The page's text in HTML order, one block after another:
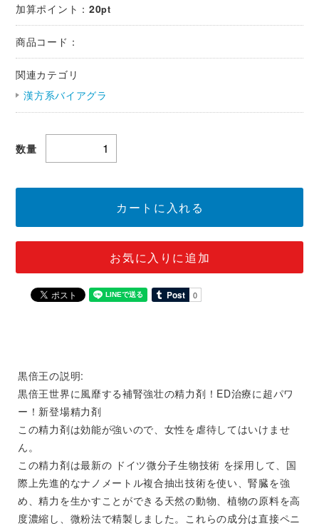
加算ポイント： 20pt
商品コード：
関連カテゴリ
漢方系バイアグラ
数量
カートに入れる
お気に入りに追加
黒倍王の説明:
黒倍王世界に風靡する補腎強壮の精力剤！ED治療に超パワ
ー！新登場精力剤
この精力剤は効能が強いので、女性を虐待してはいけませ
ん。
この精力剤は最新の ドイツ微分子生物技術 を採用して、国
際上先進的なナノメートル複合抽出技術を使い、腎臓を強
め、精力を生かすことができる天然の動物、植物の原料を高
度濃縮し、微粉法で精製しました。これらの成分は直接ペニ